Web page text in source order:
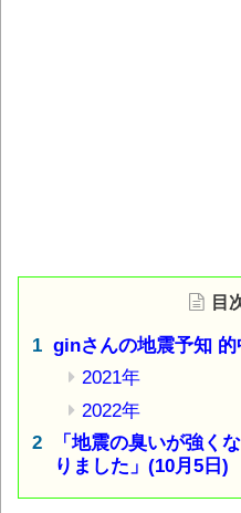
目
ginさんの地震予知 的
2021年
2022年
「地震の臭いが強く
りました」(10月5日)